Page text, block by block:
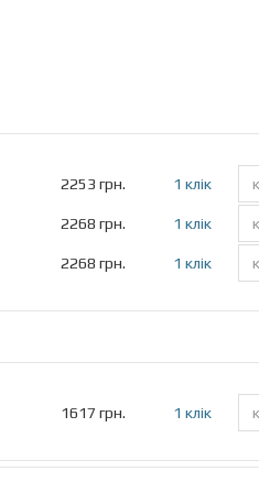
2253 грн. 1 клік
2268 грн. 1 клік
2268 грн. 1 клік
1617 грн. 1 клік